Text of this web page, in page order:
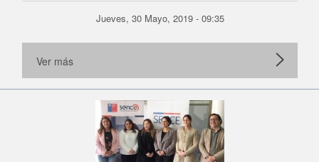
Jueves, 30 Mayo, 2019 - 09:35
Ver más